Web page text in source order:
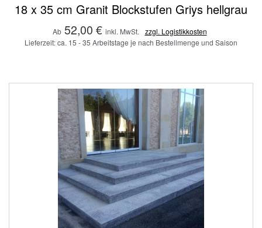
18 x 35 cm Granit Blockstufen Griys hellgrau
Ab 52,00 € inkl. MwSt.
zzgl. Logistikkosten
Lieferzeit: ca. 15 - 35 Arbeitstage je nach Bestellmenge und Saison